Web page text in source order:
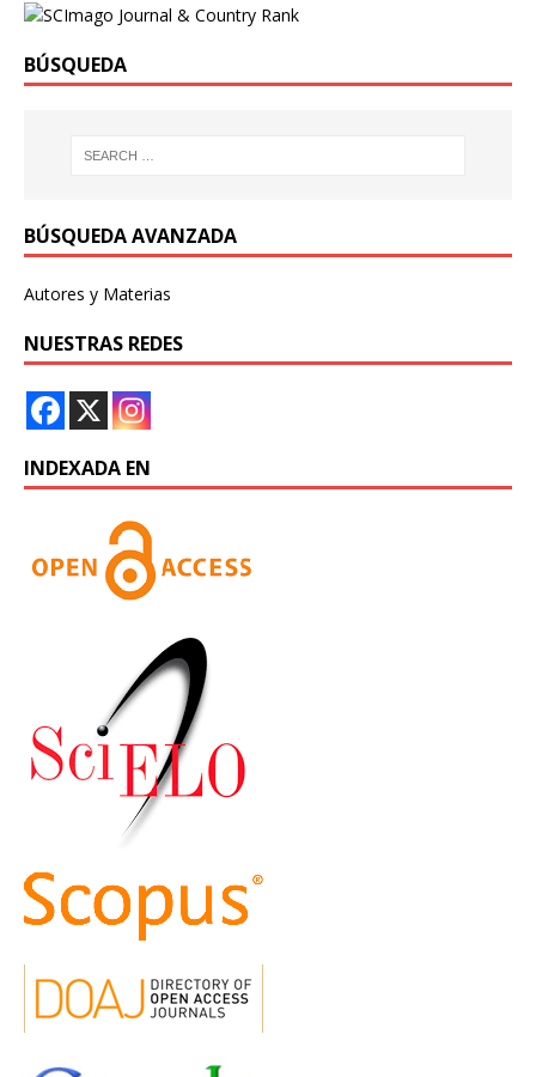
BÚSQUEDA
BÚSQUEDA AVANZADA
Autores y Materias
NUESTRAS REDES
INDEXADA EN